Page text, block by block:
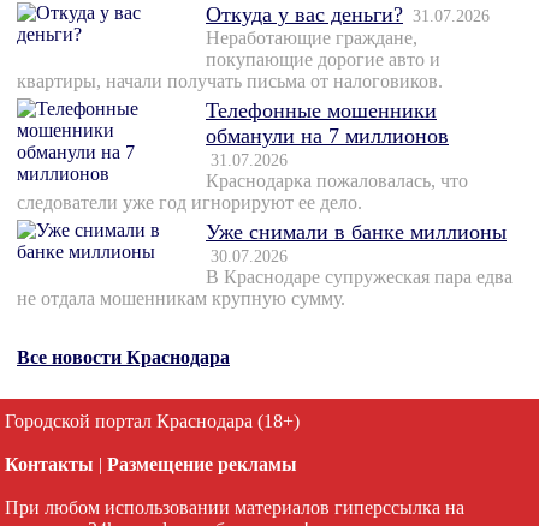
Откуда у вас деньги? 31.07.2026
Неработающие граждане,
покупающие дорогие авто и
квартиры, начали получать письма от налоговиков.
Телефонные мошенники
обманули на 7 миллионов
31.07.2026
Краснодарка пожаловалась, что
следователи уже год игнорируют ее дело.
Уже снимали в банке миллионы
30.07.2026
В Краснодаре супружеская пара едва
не отдала мошенникам крупную сумму.
Все новости Краснодара
Городской портал Краснодара (18+)
Контакты | Размещение рекламы
При любом использовании материалов гиперссылка на